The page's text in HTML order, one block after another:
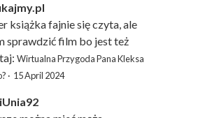
książka fajnie się czyta, ale
sprawdzić film bo jest też
Wirtualna Przygoda Pana Kleksa
· 15 April 2024